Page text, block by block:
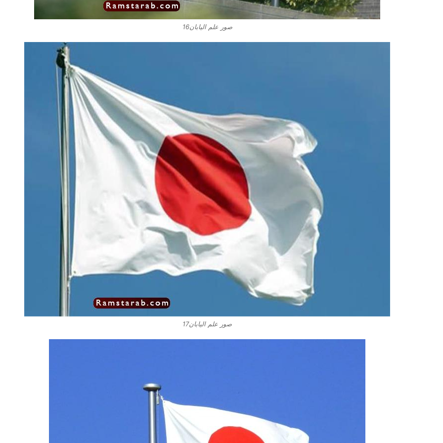
صور علم اليابان16
صور علم اليابان17